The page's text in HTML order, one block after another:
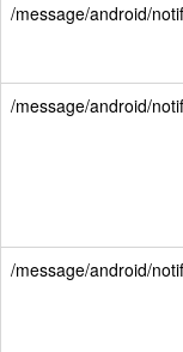
/message/android/
/message/android/
/message/android/